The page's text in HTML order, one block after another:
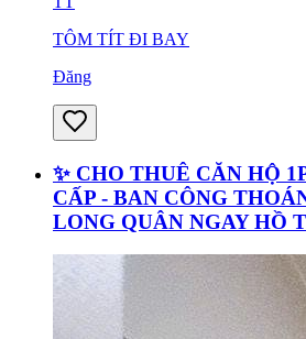
TÔM TÍT ĐI BAY
Đăng
✨ CHO THUÊ CĂN HỘ
CẤP - BAN CÔNG
LONG QUÂN NGAY HỒ